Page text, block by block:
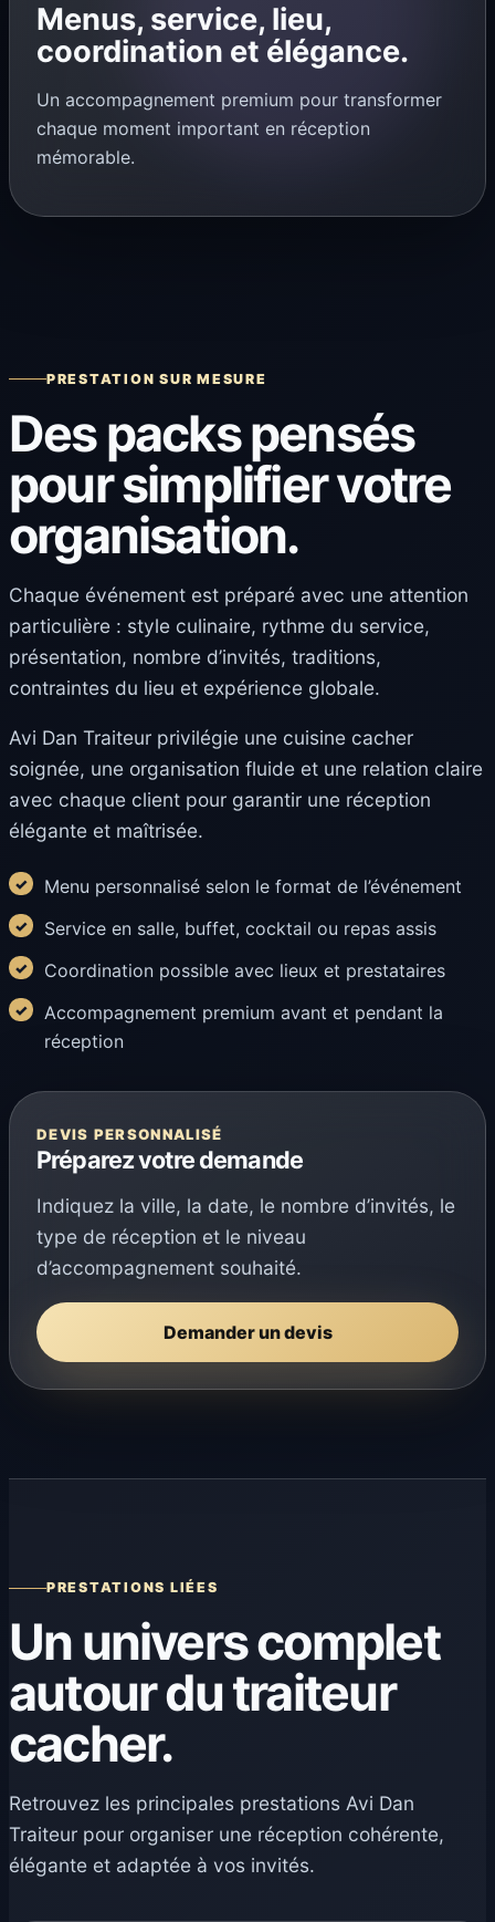
Menus, service, lieu,
coordination et élégance.
Un accompagnement premium pour transformer
chaque moment important en réception
mémorable.
PRESTATION SUR MESURE
Des packs pensés
pour simplifier votre
organisation.
Chaque événement est préparé avec une attention
particulière : style culinaire, rythme du service,
présentation, nombre d’invités, traditions,
contraintes du lieu et expérience globale.
Avi Dan Traiteur privilégie une cuisine cacher
soignée, une organisation fluide et une relation claire
avec chaque client pour garantir une réception
élégante et maîtrisée.
Menu personnalisé selon le format de l’événement
Service en salle, buffet, cocktail ou repas assis
Coordination possible avec lieux et prestataires
Accompagnement premium avant et pendant la
réception
DEVIS PERSONNALISÉ
Préparez votre demande
Indiquez la ville, la date, le nombre d’invités, le
type de réception et le niveau
d’accompagnement souhaité.
Demander un devis
PRESTATIONS LIÉES
Un univers complet
autour du traiteur
cacher.
Retrouvez les principales prestations Avi Dan
Traiteur pour organiser une réception cohérente,
élégante et adaptée à vos invités.